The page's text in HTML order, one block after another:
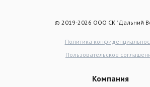
© 2019-2026 ООО СК "Дальний
Политика
Пользовательское
Компания